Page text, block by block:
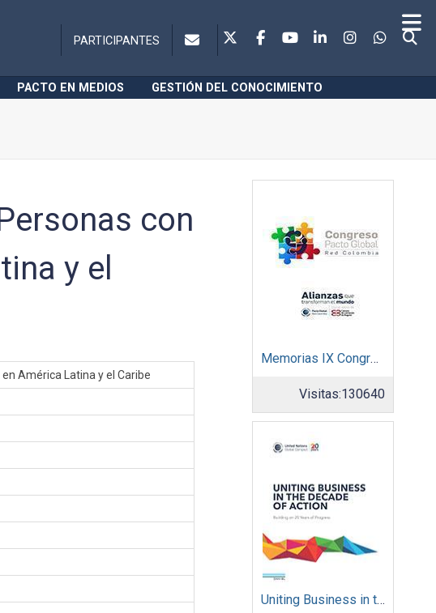
PARTICIPANTES
PACTO EN MEDIOS GESTIÓN DEL CONOCIMIENTO
con
y el
América Latina y el Caribe
Memorias IX Congreso Pacto Global 2019
Visitas:130640
Uniting Business in the Decade of Action